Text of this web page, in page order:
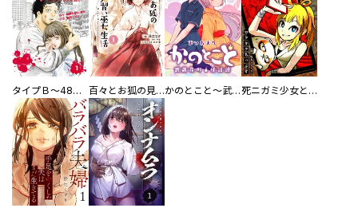
タイプＢ～48時間後、致死率100％～【単話】 百々とお狐の見習い巫女生活【単行本版】 かのとこと～武蔵花町怪話譚～ 【連載版】 死ニガミ少女とスマホ神